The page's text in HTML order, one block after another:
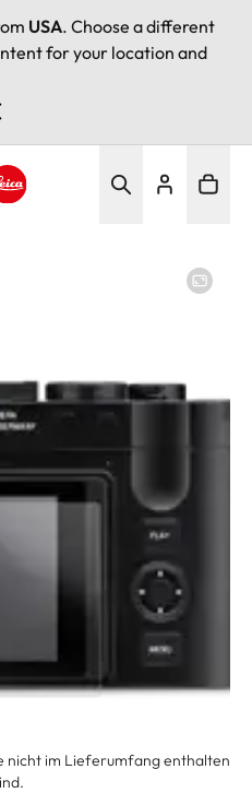
USA. Choose a different
for your location and
nicht im Lieferumfang enthalten